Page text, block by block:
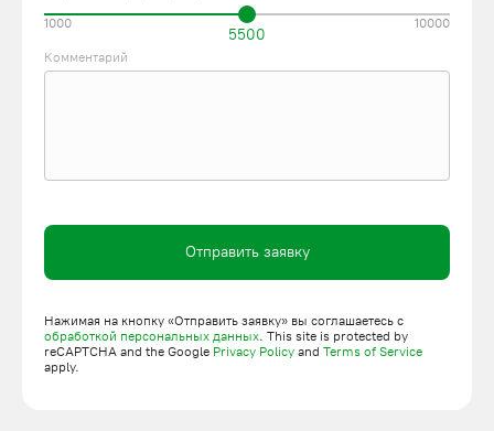
5500
1000 10000
Комментарий
Отправить заявку
Нажимая на кнопку «Отправить заявку» вы соглашаетесь с
обработкой персональных данных. This site is protected by
reCAPTCHA and the Google Privacy Policy and Terms of Service
apply.